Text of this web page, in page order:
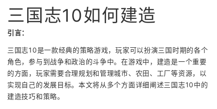
三国志10如何建造
引言：
三国志10是一款经典的策略游戏，玩家可以扮演三国时期的各个
角色，参与到战争和政治的斗争中。在游戏中，建造是一个重要
的方面，玩家需要合理规划和管理城市、农田、工厂等资源，以
实现自己的发展目标。本文将从多个方面详细阐述三国志10中的
建造技巧和策略。